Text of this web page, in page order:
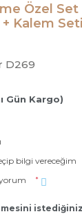
Özel Set
+ Kalem
D269
Gün Kargo)
bilgi vereceğim
*
istediğiniz